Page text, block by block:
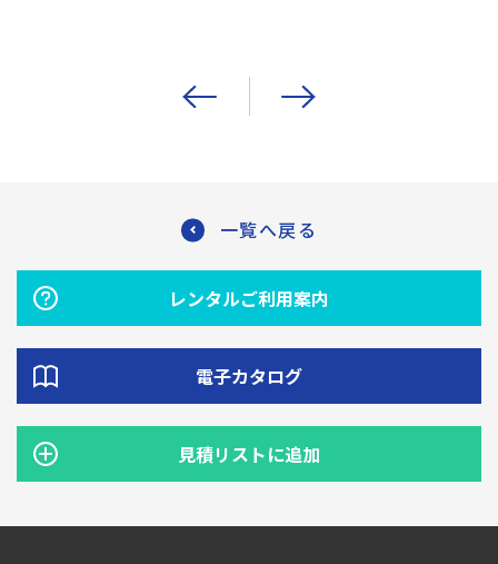
一覧へ戻る
レンタルご利用案内
電子カタログ
見積リストに追加